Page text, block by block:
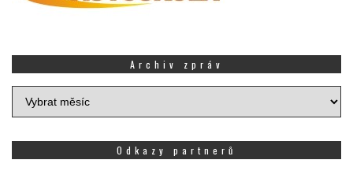
Archiv zpráv
Archiv
zpráv
Odkazy partnerů